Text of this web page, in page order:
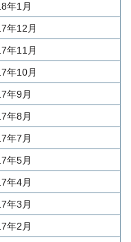
年1月
年12月
年11月
年10月
年9月
年8月
年7月
年5月
年4月
年3月
年2月